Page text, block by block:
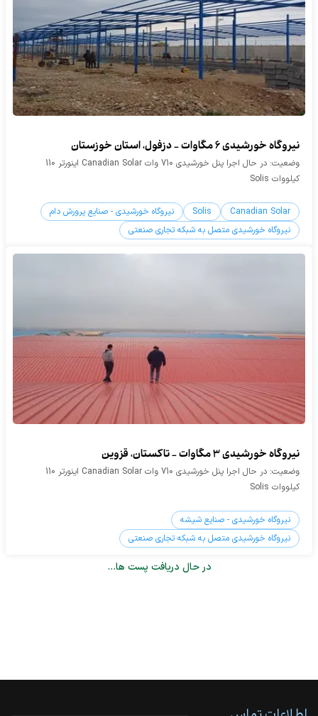
نیروگاه خورشیدی 6 مگاوات - دزفول، استان خوزستان
وضعیت: در حال اجرا پنل خورشیدی 710 وات Canadian Solar اینورتر 110
کیلووات Solis
Canadian Solar
Solis
نیروگاه خورشیدی - صنایع پرورش دام
نیروگاه خورشیدی متصل به شبکه تجاری صنعتی
نیروگاه خورشیدی 3 مگاوات - تاکستان، قزوین
وضعیت: در حال اجرا پنل خورشیدی 710 وات Canadian Solar اینورتر 110
کیلووات Solis
نیروگاه خورشیدی - صنایع شیشه
نیروگاه خورشیدی متصل به شبکه تجاری صنعتی
در حال دریافت پست ها...